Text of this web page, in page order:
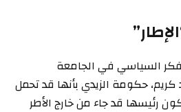
السياسي في الجامعة
حكومة الزيدي بأنها قد تحمل
رئيسها قد جاء من خارج الأطر